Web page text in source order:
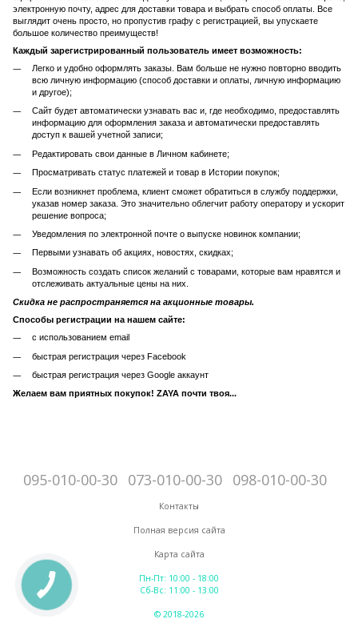
электронную почту, адрес для доставки товара и выбрать способ оплаты. Все
выглядит очень просто, но пропустив графу с регистрацией, вы упускаете
большое количество преимуществ!
Каждый зарегистрированный пользователь имеет возможность:
Легко и удобно оформлять заказы. Вам больше не нужно повторно вводить
всю личную информацию (способ доставки и оплаты, личную информацию
и другое);
Сайт будет автоматически узнавать вас и, где необходимо, предоставлять
информацию для оформления заказа и автоматически предоставлять
доступ к вашей учетной записи;
Редактировать свои данные в Личном кабинете;
Просматривать статус платежей и товар в Истории покупок;
Если возникнет проблема, клиент сможет обратиться в службу поддержки,
указав номер заказа. Это значительно облегчит работу оператору и ускорит
решение вопроса;
Уведомления по электронной почте о выпуске новинок компании;
Первыми узнавать об акциях, новостях, скидках;
Возможность создать список желаний с товарами, которые вам нравятся и
отслеживать актуальные цены на них.
Скидка не распространяется на акционные товары.
Способы регистрации на нашем сайте:
с использованием email
быстрая регистрация через Facebook
быстрая регистрация через Google аккаунт
Желаем вам приятных покупок! ZAYA почти твоя...
095-010-00-30 073-010-00-30 098-010-00-30
Контакты
Полная версия сайта
Карта сайта
Пн-Пт: 10:00 - 18:00
Сб-Вс: 11:00 - 13:00
© 2018-2026